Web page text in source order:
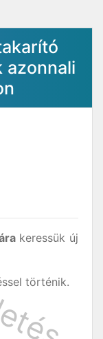
azonnali
keressük új
történik.